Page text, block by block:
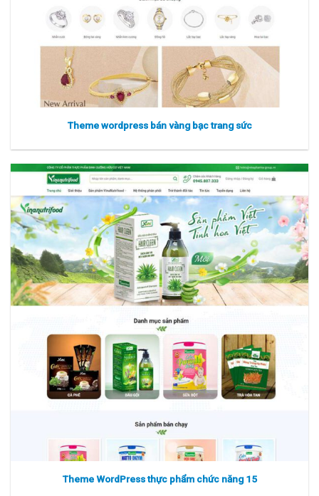
Xem thực tế Xem chi tiết
Theme wordpress bán vàng bạc trang sức
Theme WordPress thực phẩm chức năng 15